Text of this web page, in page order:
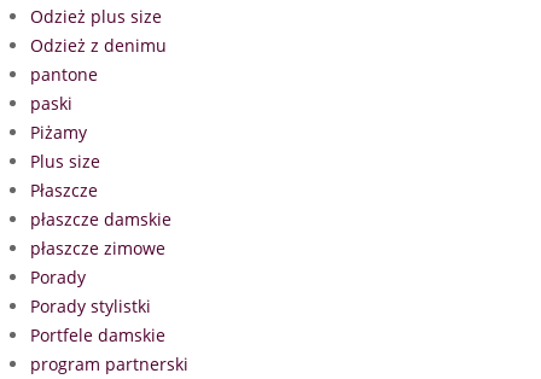
Odzież plus size
Odzież z denimu
pantone
paski
Piżamy
Plus size
Płaszcze
płaszcze damskie
płaszcze zimowe
Porady
Porady stylistki
Portfele damskie
program partnerski